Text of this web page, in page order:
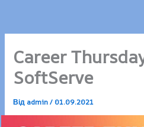
Career
SoftServe
Від admin/ 01.09.2021